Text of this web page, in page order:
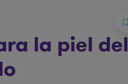
la piel del